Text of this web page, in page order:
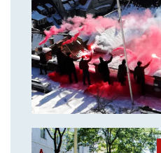
Aktiv werden